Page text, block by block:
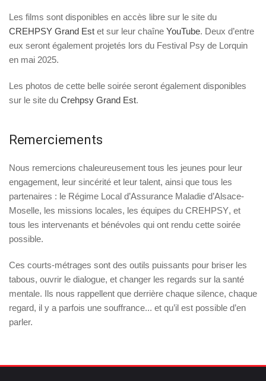
Les films sont disponibles en accès libre sur le site du
CREHPSY Grand Est et sur leur chaîne YouTube. Deux d’entre
eux seront également projetés lors du Festival Psy de Lorquin
en mai 2025.
Les photos de cette belle soirée seront également disponibles
sur le site du Crehpsy Grand Est.
Remerciements
Nous remercions chaleureusement tous les jeunes pour leur
engagement, leur sincérité et leur talent, ainsi que tous les
partenaires : le Régime Local d’Assurance Maladie d’Alsace-
Moselle, les missions locales, les équipes du CREHPSY, et
tous les intervenants et bénévoles qui ont rendu cette soirée
possible.
Ces courts-métrages sont des outils puissants pour briser les
tabous, ouvrir le dialogue, et changer les regards sur la santé
mentale. Ils nous rappellent que derrière chaque silence, chaque
regard, il y a parfois une souffrance... et qu’il est possible d’en
parler.